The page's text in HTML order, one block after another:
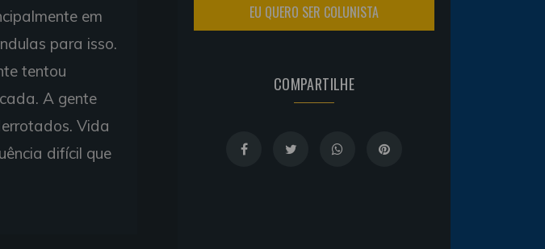
em
para isso.
tentou
A gente
Vida
difícil que
EU QUERO SER COLUNISTA
COMPARTILHE